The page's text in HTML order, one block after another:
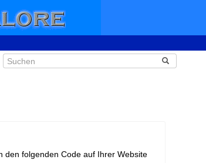
den folgenden Code auf Ihrer Website